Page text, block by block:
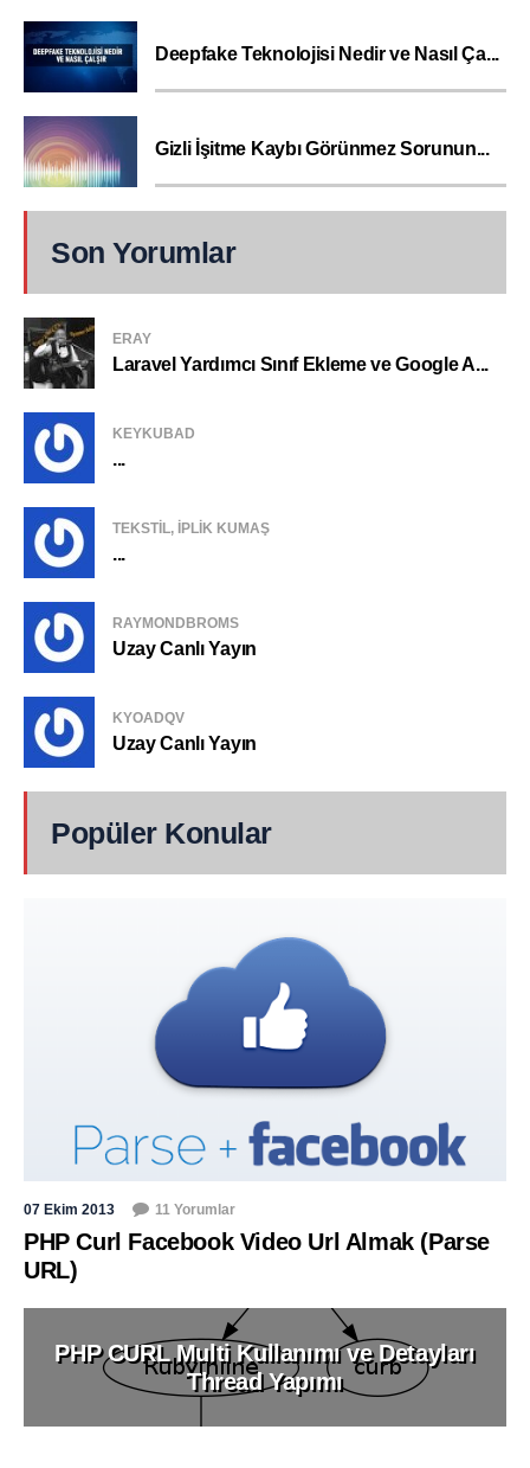
Deepfake Teknolojisi Nedir ve Nasıl Ça...
Gizli İşitme Kaybı Görünmez Sorunun...
Son Yorumlar
ERAY
Laravel Yardımcı Sınıf Ekleme ve Google A...
KEYKUBAD
...
TEKSTIL, IPLIK KUMAŞ
...
RAYMONDBROMS
Uzay Canlı Yayın
KYOADQV
Uzay Canlı Yayın
Popüler Konular
07 Ekim 2013 11 Yorumlar
PHP Curl Facebook Video Url Almak (Parse
URL)
PHP CURL Multi Kullanımı ve Detayları
Thread Yapımı